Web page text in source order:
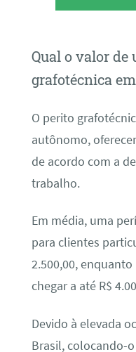
Qual o valor de
grafotécnica
O perito
autônomo,
de acordo com a
trabalho.
Em média, uma
para clientes
2.500,00,
chegar a até R$
Devido à elevada
Brasil, colocando-